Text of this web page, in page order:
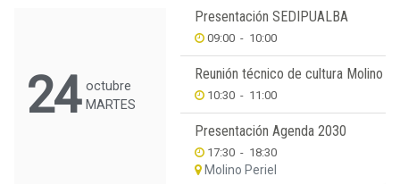
24 octubre
MARTES
Presentación SEDIPUALBA
09:00 - 10:00
Reunión técnico de cultura Molino
10:30 - 11:00
Presentación Agenda 2030
17:30 - 18:30
Molino Periel